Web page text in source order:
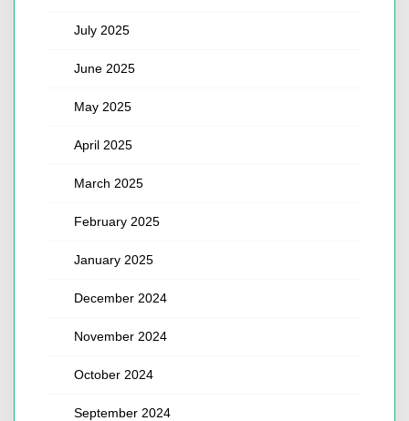
July 2025
June 2025
May 2025
April 2025
March 2025
February 2025
January 2025
December 2024
November 2024
October 2024
September 2024